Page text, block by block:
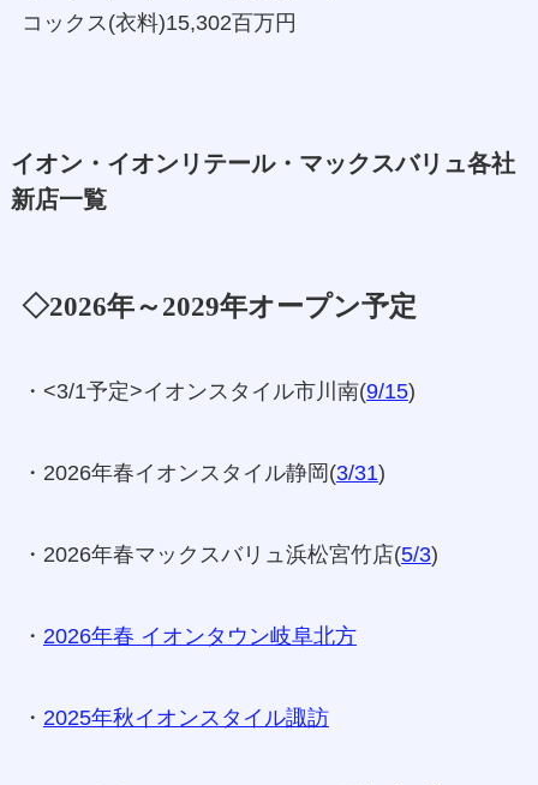
コックス(衣料)15,302百万円
イオン・イオンリテール・マックスバリュ各社
新店一覧
◇2026年～2029年オープン予定
・<3/1予定>イオンスタイル市川南(9/15)
・2026年春イオンスタイル静岡(3/31)
・2026年春マックスバリュ浜松宮竹店(5/3)
・ 2026年春 イオンタウン岐阜北方
・ 2025年秋イオンスタイル諏訪